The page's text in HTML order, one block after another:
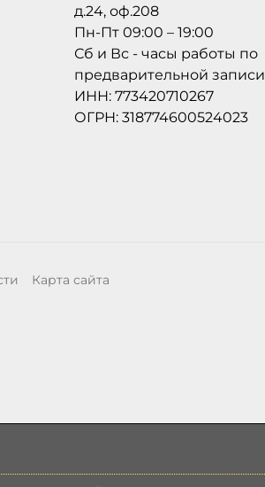
д.24, оф.208
Пн-Пт 09:00 – 19:00
Сб и Вс - часы работы по
предварительной записи
ИНН: 773420710267
ОГРН: 318774600524023
Карта сайта